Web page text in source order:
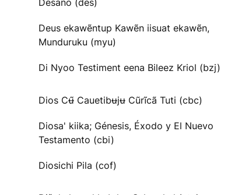
Desano (des)
Deus ekawẽntup Kawẽn iisuat ekawẽn,
Munduruku (myu)
Di Nyoo Testiment eena Bileez Kriol (bzj)
Dios Cʉ̃ Cauetibʉjʉ Cũrĩcã Tuti (cbc)
Diosa' kiika; Génesis, Éxodo y El Nuevo
Testamento (cbi)
Diosichi Pila (cof)